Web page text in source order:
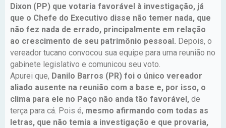
Dixon (PP) que votaria favorável à investigação, já
que o Chefe do Executivo disse não temer nada, que
não fez nada de errado, principalmente em relação
ao crescimento de seu patrimônio pessoal. Depois, o
vereador tucano convocou sua equipe para uma reunião no
gabinete legislativo e comunicou seu voto.
Apurei que, Danilo Barros (PR) foi o único vereador
aliado ausente na reunião com a base e, por isso, o
clima para ele no Paço não anda tão favorável, de
terça para cá. Pois é, mesmo afirmando com todas as
letras, que não temia a investigação e que provaria,